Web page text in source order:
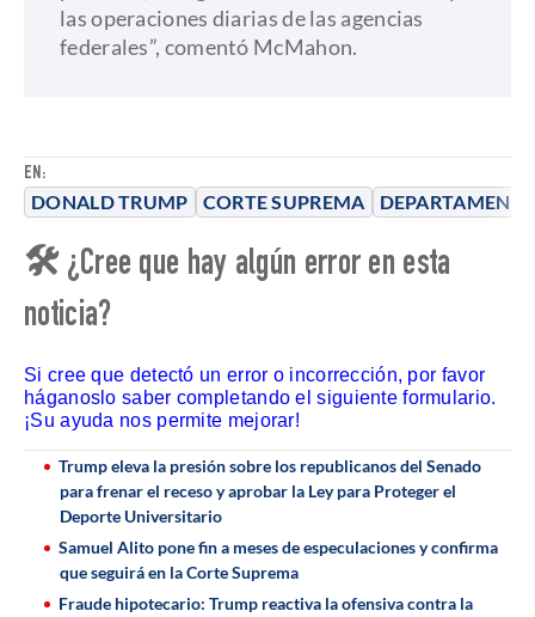
EN:
DONALD TRUMP CORTE SUPREMA
las operaciones diarias de las agencias
federales”, comentó McMahon.
🛠 ¿Cree que hay algún error en esta
noticia?
Si cree que detectó un error o incorrección, por favor
háganoslo saber completando el siguiente formulario.
¡Su ayuda nos permite mejorar!
Trump eleva la presión sobre los republicanos del Senado
para frenar el receso y aprobar la Ley para Proteger el
Deporte Universitario
Samuel Alito pone fin a meses de especulaciones y confirma
que seguirá en la Corte Suprema
Fraude hipotecario: Trump reactiva la ofensiva contra la